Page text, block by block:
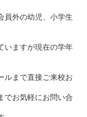
員外の幼児、小学生
いますが現在の学年
ルまで直接ご来校お
でお気軽にお問い合